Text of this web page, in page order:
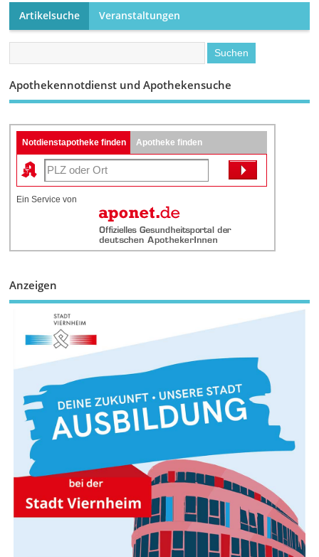
Artikelsuche Veranstaltungen
Apothekennotdienst und Apothekensuche
Notdienstapotheke finden Apotheke finden
Ein Service von
Anzeigen